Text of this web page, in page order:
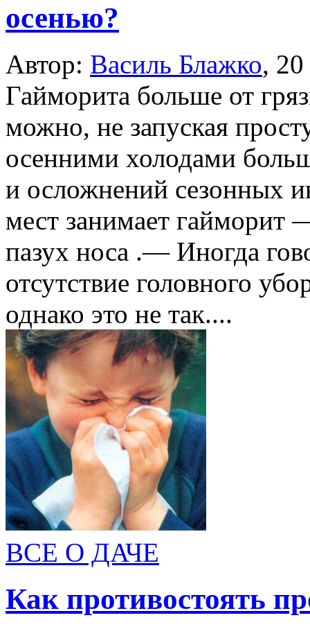
осенью?
Автор: Василь Блажко,
Гайморита больше от
можно, не запуская
осенними холодами
и осложнений сезонных
мест занимает гайморит
пазух носа .— Иногда
отсутствие головного
однако это не так....
ВСЕ О ДАЧЕ
Как противостоять